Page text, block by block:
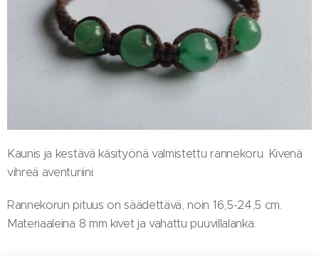
Kaunis ja kestävä käsityönä valmistettu rannekoru. Kivenä
vihreä aventuriini.
Rannekorun pituus on säädettävä, noin 16,5-24,5 cm.
Materiaaleina 8 mm kivet ja vahattu puuvillalanka.